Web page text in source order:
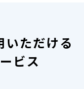
いただける
ビス